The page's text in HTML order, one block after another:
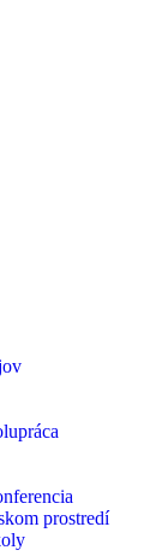
prostredí